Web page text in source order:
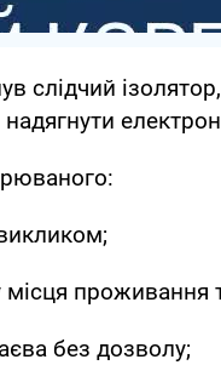
слідчий
місця проживання
без дозволу;